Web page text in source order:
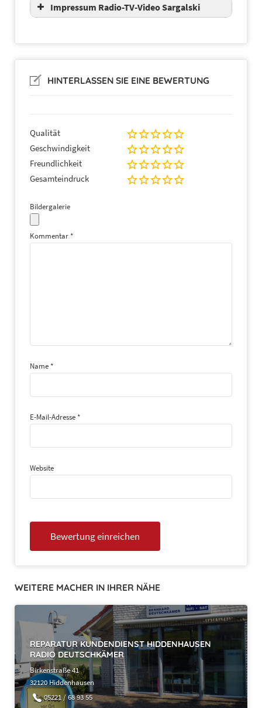
Impressum Radio-TV-Video Sargalski
HINTERLASSEN SIE EINE BEWERTUNG
Qualität
Geschwindigkeit
Freundlichkeit
Gesamteindruck
Bildergalerie
Kommentar *
Name *
E-Mail-Adresse *
Website
WEITERE MACHER IN IHRER NÄHE
REPARATUR KUNDENDIENST HIDDENHAUSEN
RADIO DEUTSCHKÄMER
Birkenstraße 41
32120 Hiddenhausen
05221 / 68 93 55